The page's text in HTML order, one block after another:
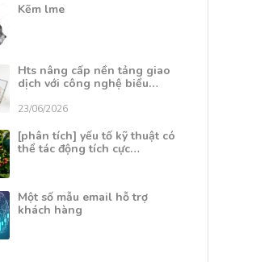
Kẽm lme
Hts nâng cấp nền tảng giao
dịch với công nghệ biểu…
23/06/2026
[phân tích] yếu tố kỹ thuật có
thể tác động tích cực…
Một số mẫu email hỗ trợ
khách hàng